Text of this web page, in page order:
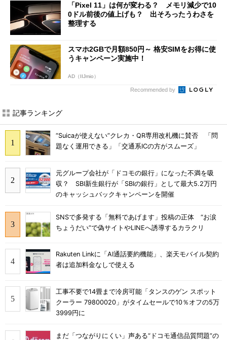
「Pixel 11」は何が変わる？ メモリ減少で10
0ドル前後の値上げも？ 出そろったうわさを
整理する
スマホ2GBで月額850円～ 格安SIMをお得に使
うキャンペーン実施中！
AD（IIJmio）
Recommended by
記事ランキング
“Suicaが使えない”クレカ・QR専用改札機に賛否 「問
題なく運用できる」「交通系ICの方がスムーズ」
元グループ会社が「ドコモの銀行」になった不満を吸
収？ SBI新生銀行が「SBIの銀行」として最大5.2万円
のキャッシュバックキャンペーンを開催
SNSで多発する「無料であげます」投稿の正体 “お涙
ちょうだい”で偽サイトやLINEへ誘導するカラクリ
Rakuten Linkに「AI通話要約機能」、楽天モバイル契約
者は追加料金なしで使える
工事不要で14畳まで冷房可能「タンスのゲン スポット
クーラー 79800020」がタイムセールで10％オフの5万
3999円に
まだ「つながりにくい」声ある“ドコモ通信品質問題”の